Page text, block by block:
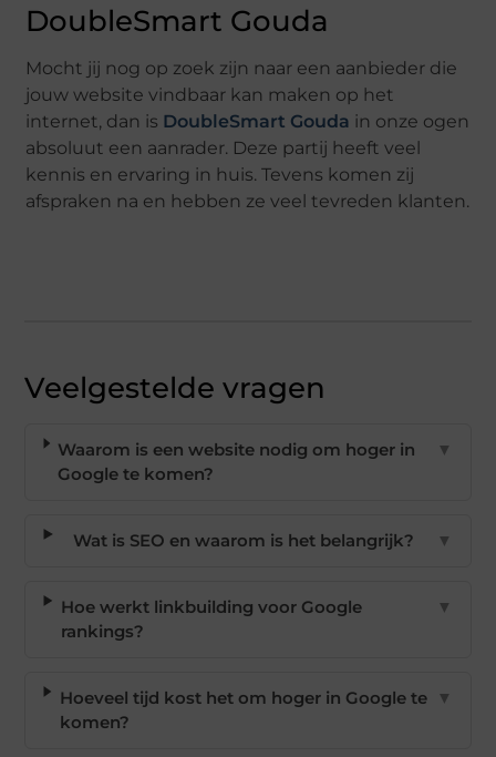
DoubleSmart Gouda
Mocht jij nog op zoek zijn naar een aanbieder die
jouw website vindbaar kan maken op het
internet, dan is DoubleSmart Gouda in onze ogen
absoluut een aanrader. Deze partij heeft veel
kennis en ervaring in huis. Tevens komen zij
afspraken na en hebben ze veel tevreden klanten.
Veelgestelde vragen
Waarom is een website nodig om hoger in
Google te komen?
▼
Wat is SEO en waarom is het belangrijk? ▼
Hoe werkt linkbuilding voor Google
rankings?
▼
Hoeveel tijd kost het om hoger in Google te
komen?
▼